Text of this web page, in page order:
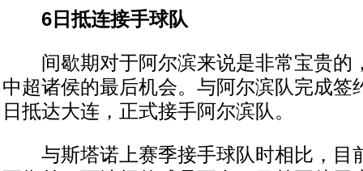
6日抵连接手球队
间歇期对于阿尔滨来说是非常宝贵的
中超诸侯的最后机会。与阿尔滨队完成签
日抵达大连，正式接手阿尔滨队。
与斯塔诺上赛季接手球队时相比，目